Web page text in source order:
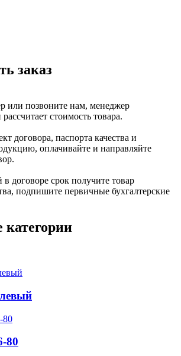
заказ
или позвоните нам, менеджер
стоимость товара.
договора, паспорта качества и
оплачивайте и направляйте
договоре срок получите товар
подпишите первичные бухгалтерские
80